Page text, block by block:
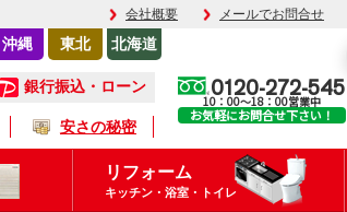
会社概要 メールでお問合せ
銀行振込・ローン
安さの秘密
縄 東北 北海道
0120-272-545
10：00～18：00営業中
お気軽にお問合せ下さい！
リフォーム
キッチン・浴室・トイレ